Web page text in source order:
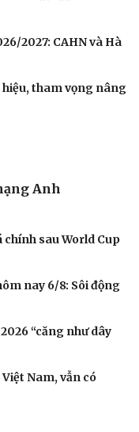
thủ Campuchia
hiện ở trận Việt Nam
đối đầu Nam
2027: CAHN và Hà